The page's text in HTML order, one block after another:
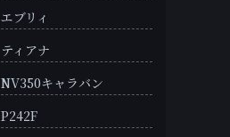
エブリィ
ティアナ
NV350キャラバン
P242F